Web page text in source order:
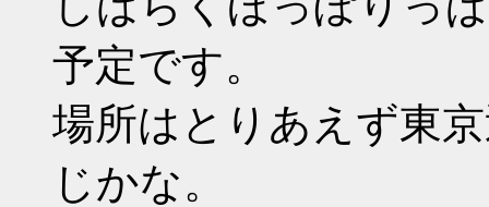
予定です。
場所はとりあえず東
じかな。